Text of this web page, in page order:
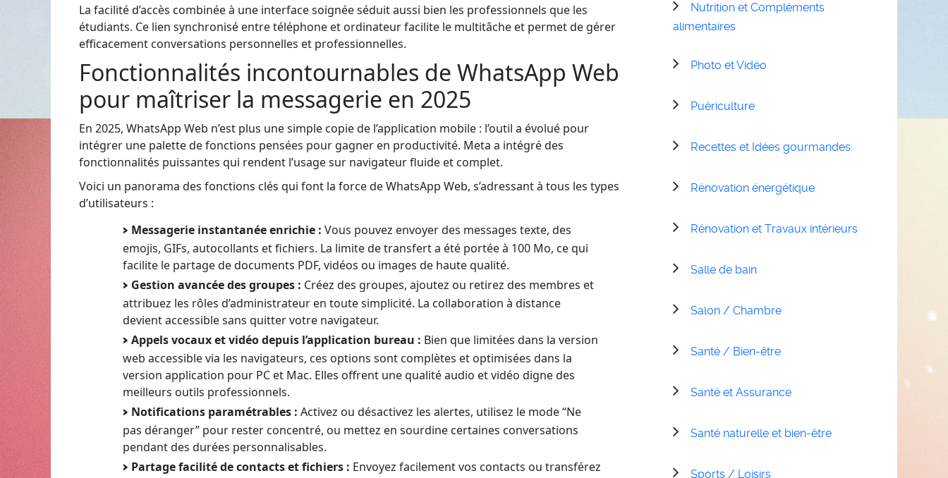
La facilité d’accès combinée à une interface soignée séduit aussi bien les professionnels que les
étudiants. Ce lien synchronisé entre téléphone et ordinateur facilite le multitâche et permet de gérer
efficacement conversations personnelles et professionnelles.
Fonctionnalités incontournables de WhatsApp Web
pour maîtriser la messagerie en 2025
En 2025, WhatsApp Web n’est plus une simple copie de l’application mobile : l’outil a évolué pour
intégrer une palette de fonctions pensées pour gagner en productivité. Meta a intégré des
fonctionnalités puissantes qui rendent l’usage sur navigateur fluide et complet.
Voici un panorama des fonctions clés qui font la force de WhatsApp Web, s’adressant à tous les types
d’utilisateurs :
Messagerie instantanée enrichie : Vous pouvez envoyer des messages texte, des
emojis, GIFs, autocollants et fichiers. La limite de transfert a été portée à 100 Mo, ce qui
facilite le partage de documents PDF, vidéos ou images de haute qualité.
Gestion avancée des groupes : Créez des groupes, ajoutez ou retirez des membres et
attribuez les rôles d’administrateur en toute simplicité. La collaboration à distance
devient accessible sans quitter votre navigateur.
Appels vocaux et vidéo depuis l’application bureau : Bien que limitées dans la version
web accessible via les navigateurs, ces options sont complètes et optimisées dans la
version application pour PC et Mac. Elles offrent une qualité audio et vidéo digne des
meilleurs outils professionnels.
Notifications paramétrables : Activez ou désactivez les alertes, utilisez le mode “Ne
pas déranger” pour rester concentré, ou mettez en sourdine certaines conversations
pendant des durées personnalisables.
Partage facilité de contacts et fichiers : Envoyez facilement vos contacts ou transférez
Nutrition et Compléments
alimentaires
Photo et Vidéo
Puériculture
Recettes et Idées gourmandes
Rénovation énergétique
Rénovation et Travaux intérieurs
Salle de bain
Salon / Chambre
Santé / Bien-être
Santé et Assurance
Santé naturelle et bien-être
Sports / Loisirs